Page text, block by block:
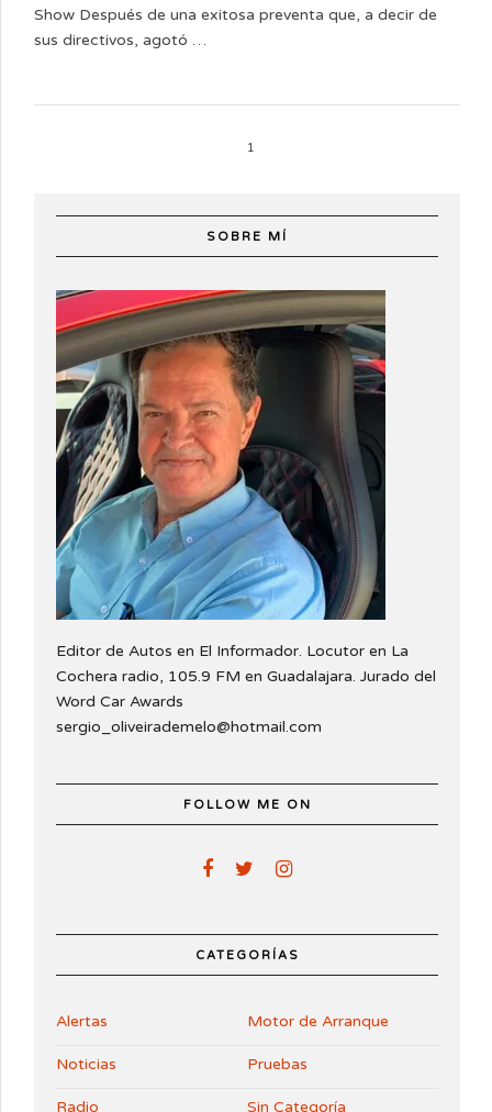
Show Después de una exitosa preventa que, a decir de
sus directivos, agotó …
1
SOBRE MÍ
Editor de Autos en El Informador. Locutor en La
Cochera radio, 105.9 FM en Guadalajara. Jurado del
Word Car Awards
sergio_oliveirademelo@hotmail.com
FOLLOW ME ON
CATEGORÍAS
Alertas Motor de Arranque
Noticias Pruebas
Radio Sin Categoría